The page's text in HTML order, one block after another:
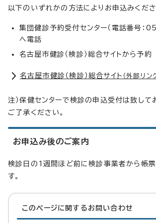
以下のいずれかの方法によりお申込みくださ
集団健診予約受付センター（電話番号
へ電話
名古屋市健診（検診）総合サイトから予約
名古屋市健診（検診）総合サイト （外部リン
注）保健センターで検診の申込受付は致して
ご了承ください。
お申込み後のご案内
検診日の1週間ほど前に検診事業者から帳票
す。
このページに関する お問い合わせ